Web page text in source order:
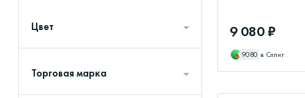
Цвет
Торговая марка
9 080 ₽
9080 в Сплит